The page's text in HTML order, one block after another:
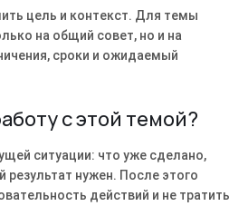
цель и контекст. Для темы
на общий совет, но и на
сроки и ожидаемый
с этой темой?
ситуации: что уже сделано,
результат нужен. После этого
действий и не тратить